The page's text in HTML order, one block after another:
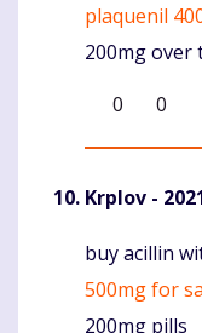
plaquenil
200mg over
0
0
Krplov -
Komentaras
buy acillin
500mg for
200mg pills